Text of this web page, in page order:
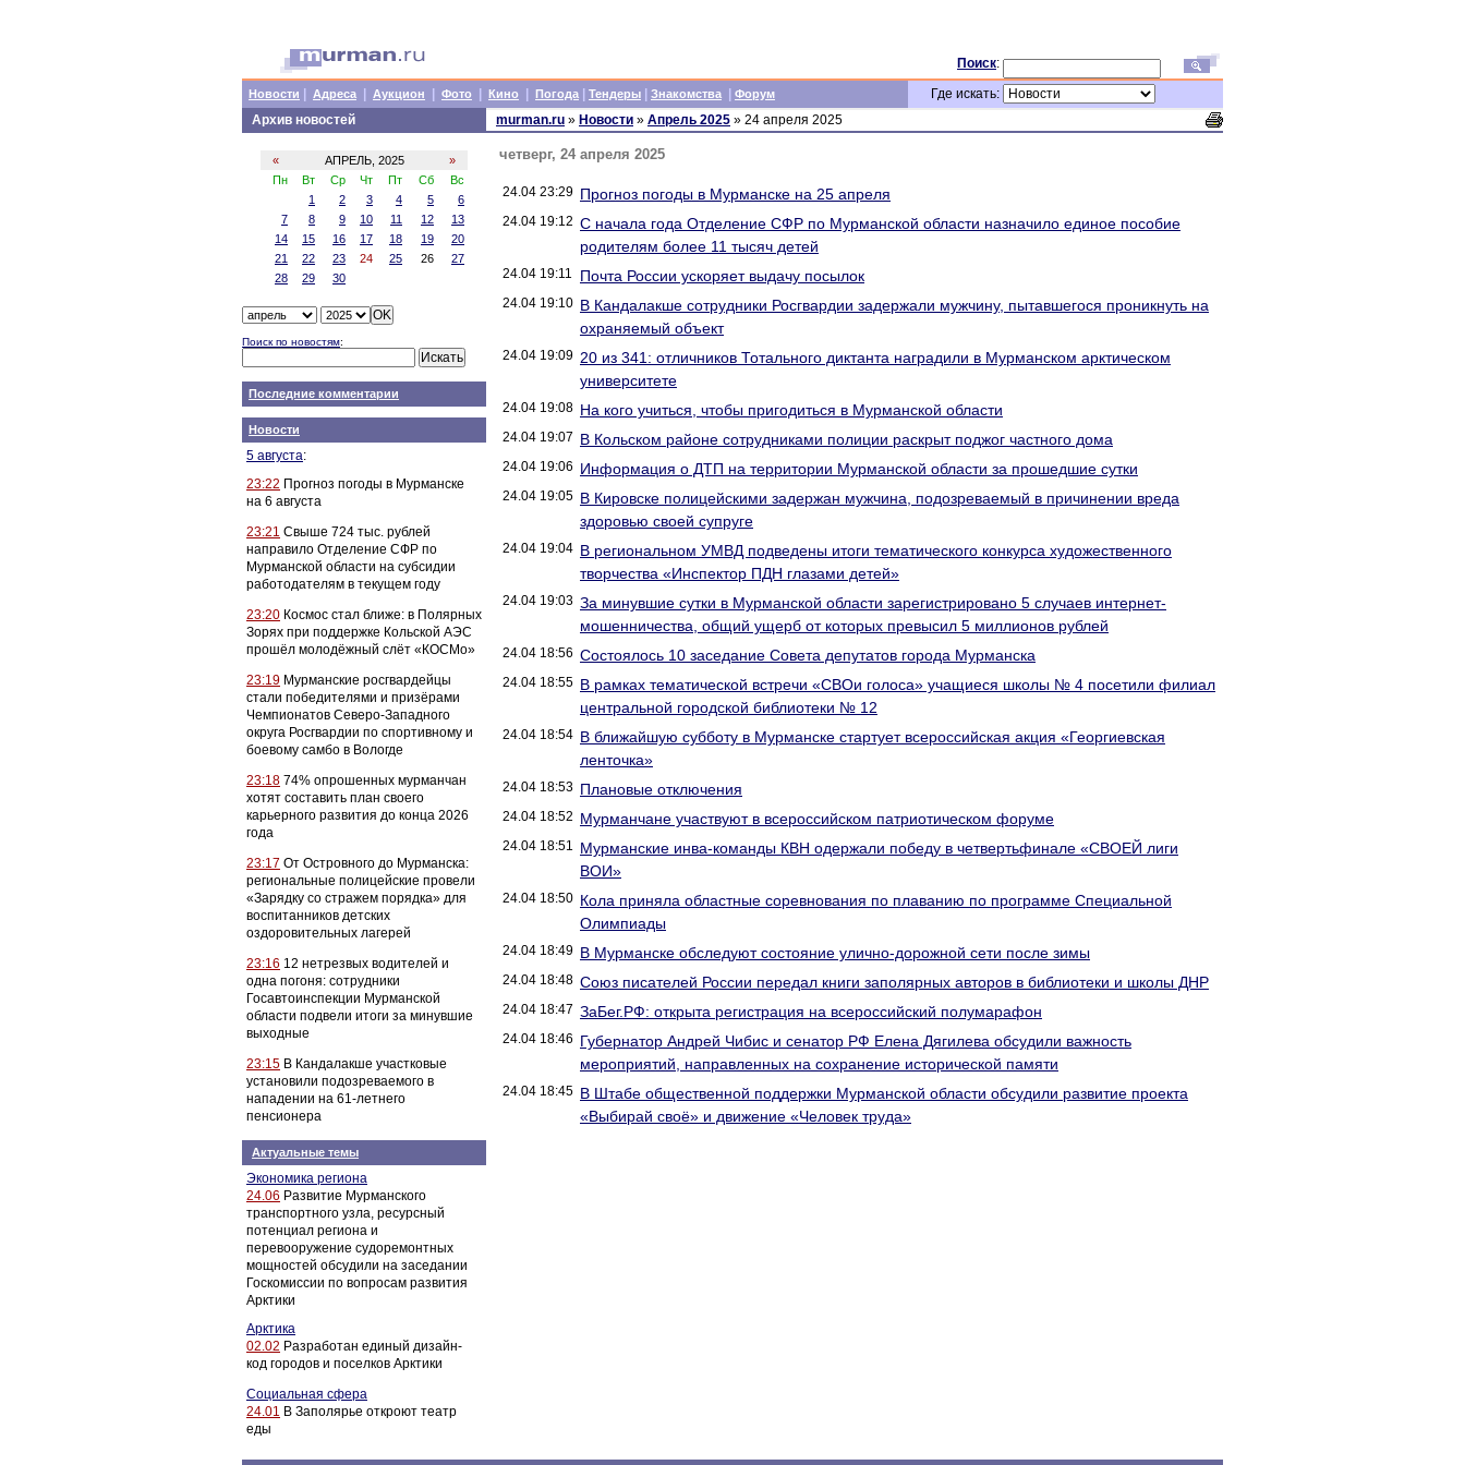
Поиск:
Новости Адреса Аукцион Фото Кино Погода Тендеры Знакомства Форум
Где искать:
Архив новостей
« АПРЕЛЬ, 2025
»
Пн
Вт Ср Чт Пт Сб
Вс
1
2 3 4 5
6
7
8 9 10 11 12
13
14
15 16 17 18 19
20
21
22 23 24 25 26
27
28
29 30
Поиск по новостям:
Последние комментарии
Новости
5 августа:
23:22 Прогноз погоды в Мурманске
на 6 августа
23:21 Свыше 724 тыс. рублей
направило Отделение СФР по
Мурманской области на субсидии
работодателям в текущем году
23:20 Космос стал ближе: в Полярных
Зорях при поддержке Кольской АЭС
прошёл молодёжный слёт «КОСМо»
23:19 Мурманские росгвардейцы
стали победителями и призёрами
Чемпионатов Северо-Западного
округа Росгвардии по спортивному и
боевому самбо в Вологде
23:18 74% опрошенных мурманчан
хотят составить план своего
карьерного развития до конца 2026
года
23:17 От Островного до Мурманска:
региональные полицейские провели
«Зарядку со стражем порядка» для
воспитанников детских
оздоровительных лагерей
23:16 12 нетрезвых водителей и
одна погоня: сотрудники
Госавтоинспекции Мурманской
области подвели итоги за минувшие
выходные
23:15 В Кандалакше участковые
установили подозреваемого в
нападении на 61-летнего
пенсионера
Актуальные темы
Экономика региона
24.06 Развитие Мурманского
транспортного узла, ресурсный
потенциал региона и
перевооружение судоремонтных
мощностей обсудили на заседании
Госкомиссии по вопросам развития
Арктики
Арктика
02.02 Разработан единый дизайн-
код городов и поселков Арктики
Социальная сфера
24.01 В Заполярье откроют театр
еды
murman.ru » Новости » Апрель 2025 » 24 апреля 2025
четверг, 24 апреля 2025
24.04 23:29 Прогноз погоды в Мурманске на 25 апреля
24.04 19:12 С начала года Отделение СФР по Мурманской области назначило единое пособие
родителям более 11 тысяч детей
24.04 19:11 Почта России ускоряет выдачу посылок
24.04 19:10 В Кандалакше сотрудники Росгвардии задержали мужчину, пытавшегося проникнуть на
охраняемый объект
24.04 19:09 20 из 341: отличников Тотального диктанта наградили в Мурманском арктическом
университете
24.04 19:08 На кого учиться, чтобы пригодиться в Мурманской области
24.04 19:07 В Кольском районе сотрудниками полиции раскрыт поджог частного дома
24.04 19:06 Информация о ДТП на территории Мурманской области за прошедшие сутки
24.04 19:05 В Кировске полицейскими задержан мужчина, подозреваемый в причинении вреда
здоровью своей супруге
24.04 19:04 В региональном УМВД подведены итоги тематического конкурса художественного
творчества «Инспектор ПДН глазами детей»
24.04 19:03 За минувшие сутки в Мурманской области зарегистрировано 5 случаев интернет-
мошенничества, общий ущерб от которых превысил 5 миллионов рублей
24.04 18:56 Состоялось 10 заседание Совета депутатов города Мурманска
24.04 18:55 В рамках тематической встречи «СВОи голоса» учащиеся школы № 4 посетили филиал
центральной городской библиотеки № 12
24.04 18:54 В ближайшую субботу в Мурманске стартует всероссийская акция «Георгиевская
ленточка»
24.04 18:53 Плановые отключения
24.04 18:52 Мурманчане участвуют в всероссийском патриотическом форуме
24.04 18:51 Мурманские инва-команды КВН одержали победу в четвертьфинале «СВОЕЙ лиги
ВОИ»
24.04 18:50 Кола приняла областные соревнования по плаванию по программе Специальной
Олимпиады
24.04 18:49 В Мурманске обследуют состояние улично-дорожной сети после зимы
24.04 18:48 Союз писателей России передал книги заполярных авторов в библиотеки и школы ДНР
24.04 18:47 ЗаБег.РФ: открыта регистрация на всероссийский полумарафон
24.04 18:46 Губернатор Андрей Чибис и сенатор РФ Елена Дягилева обсудили важность
мероприятий, направленных на сохранение исторической памяти
24.04 18:45 В Штабе общественной поддержки Мурманской области обсудили развитие проекта
«Выбирай своё» и движение «Человек труда»